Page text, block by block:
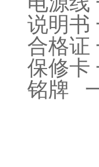
说明书
合格证
保修卡
铭牌